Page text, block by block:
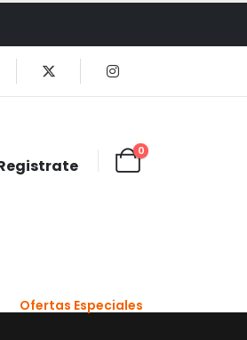
0
Ofertas Especiales